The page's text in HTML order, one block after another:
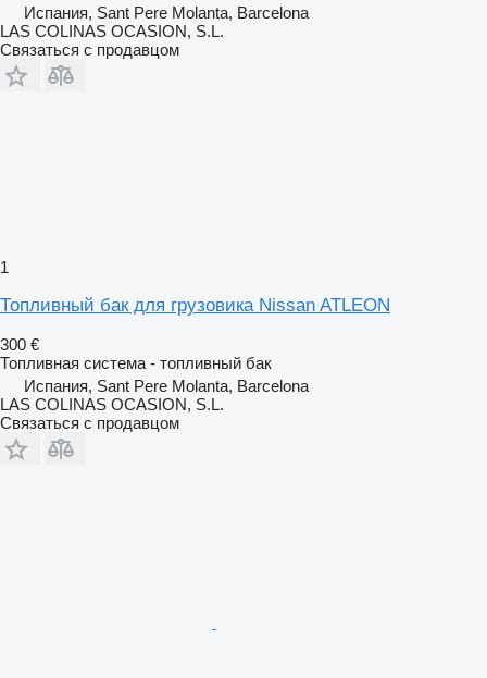
Испания, Sant Pere Molanta, Barcelona
LAS COLINAS OCASION, S.L.
Связаться с продавцом
1
Топливный бак для грузовика Nissan ATLEON
300 €
Топливная система - топливный бак
Испания, Sant Pere Molanta, Barcelona
LAS COLINAS OCASION, S.L.
Связаться с продавцом